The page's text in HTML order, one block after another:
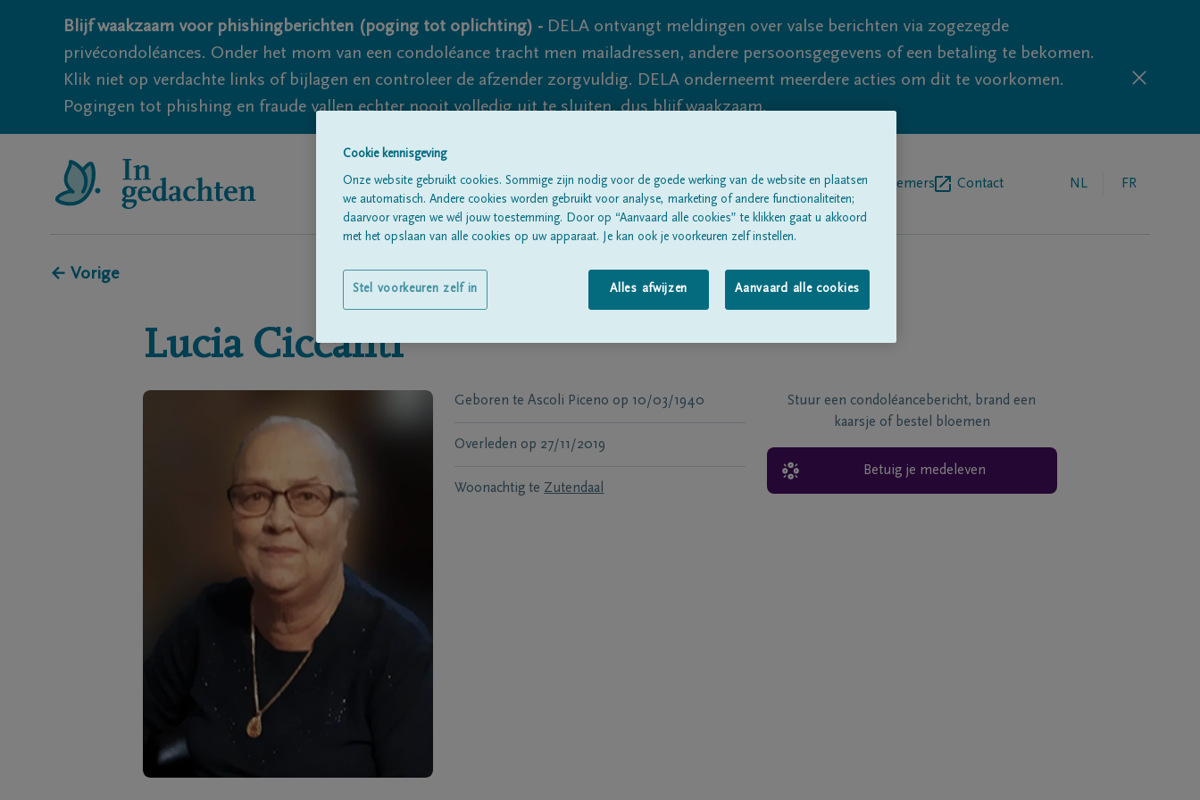
Blijf waakzaam voor phishingberichten (poging tot oplichting) - DELA ontvangt meldingen over valse berichten via zogezegde
privécondoléances. Onder het mom van een condoléance tracht men mailadressen, andere persoonsgegevens of een betaling te bekomen.
Klik niet op verdachte links of bijlagen en controleer de afzender zorgvuldig. DELA onderneemt meerdere acties om dit te voorkomen.
Pogingen tot phishing en fraude vallen echter nooit volledig uit te sluiten, dus blijf waakzaam.
Alle rouwberichtenOver onsBegrafenisondernemers Contact NL FR
← Vorige
Lucia Ciccanti
Geboren te Ascoli Piceno op 10/03/1940
Overleden op 27/11/2019
Woonachtig te Zutendaal
Stuur een condoléancebericht, brand een
kaarsje of bestel bloemen
Betuig je medeleven
Cookie kennisgeving
Onze website gebruikt cookies. Sommige zijn nodig voor de goede werking van de website en plaatsen
we automatisch. Andere cookies worden gebruikt voor analyse, marketing of andere functionaliteiten;
daarvoor vragen we wél jouw toestemming. Door op “Aanvaard alle cookies” te klikken gaat u akkoord
met het opslaan van alle cookies op uw apparaat. Je kan ook je voorkeuren zelf instellen.
Alles afwijzen Aanvaard alle cookies
Stel voorkeuren zelf in